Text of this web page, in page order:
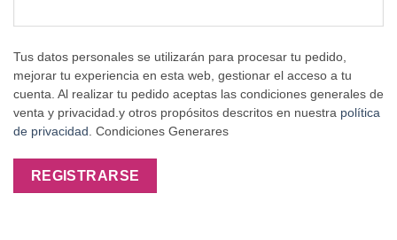
Tus datos personales se utilizarán para procesar tu pedido,
mejorar tu experiencia en esta web, gestionar el acceso a tu
cuenta. Al realizar tu pedido aceptas las condiciones generales de
venta y privacidad.y otros propósitos descritos en nuestra política
de privacidad
. Condiciones Generares
REGISTRARSE